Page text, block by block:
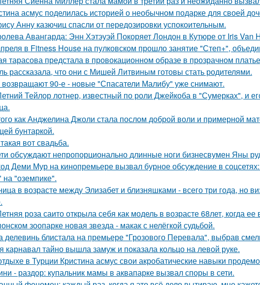
асмус поделилась историей о необычном подарке для своей
Анну казючиц спасли от передозировки успокоительным.
Авангарда: Энн Хэтэуэй Покоряет Лондон в Кутюре от Iris Van
в Fitness House на пулковском прошло занятие "Степ+",
тарасова предстала в провокационном образе в прозрачном
рассказала, что они с Мишей Литвиным готовы стать родителями.
90-е - новые "Спасатели Малибу" уже снимают.
Тейлор лотнер, известный по роли Джейкоба в "Сумерках", и
как Анджелина Джоли стала послом доброй воли и примерной
бунтаркой.
вот свадьба.
обсуждают непропорционально длинные ноги бизнесвумен Яны
Деми Мур на кинопремьере вызвал бурное обсуждение в
на "оземпике".
в возрасте между Элизабет и близняшками - всего три года, но
роза саито открыла себя как модель в возрасте 68лет, когда
зоопарке новая звезда - макак с нелёгкой судьбой.
делевинь блистала на премьере "Грозового Перевала", выбрав
карнавал тайно вышла замуж и показала кольцо на левой руке.
в Турции Кристина асмус свои акробатические навыки
- раздор: купальник мамы в аквапарке вызвал споры в сети.